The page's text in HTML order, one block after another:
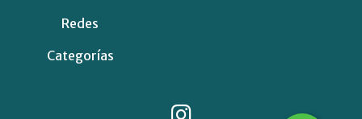
Redes
Categorías